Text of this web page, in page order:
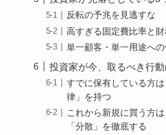
反転の予兆を見逃すな
高すぎる固定費比率と
単一顧客・単一用途へ
投資家が今、取るべき行
すでに保有している方
律」を持つ
これから新規に買う方
「分散」を徹底する